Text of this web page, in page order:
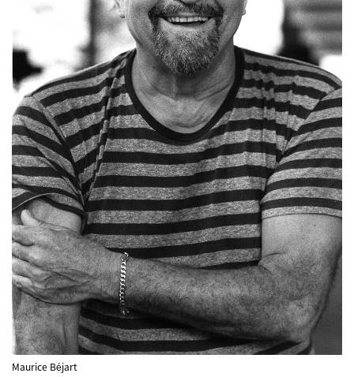
Maurice Béjart